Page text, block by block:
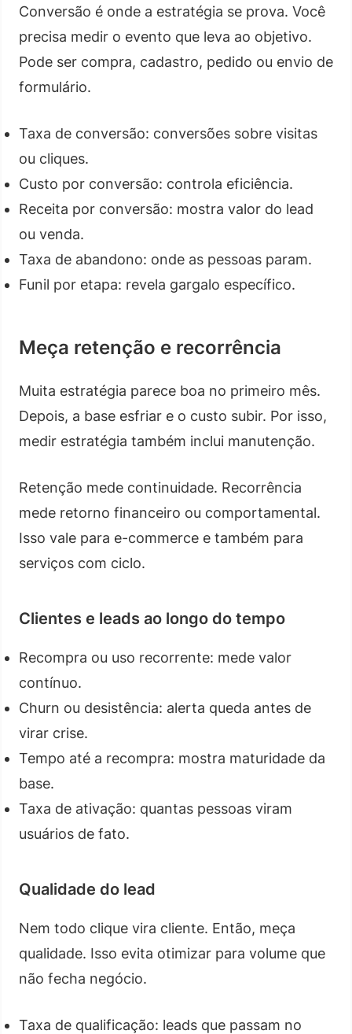
Conversão é onde a estratégia se prova. Você
precisa medir o evento que leva ao objetivo.
Pode ser compra, cadastro, pedido ou envio de
formulário.
Taxa de conversão: conversões sobre visitas
ou cliques.
Custo por conversão: controla eficiência.
Receita por conversão: mostra valor do lead
ou venda.
Taxa de abandono: onde as pessoas param.
Funil por etapa: revela gargalo específico.
Meça retenção e recorrência
Muita estratégia parece boa no primeiro mês.
Depois, a base esfriar e o custo subir. Por isso,
medir estratégia também inclui manutenção.
Retenção mede continuidade. Recorrência
mede retorno financeiro ou comportamental.
Isso vale para e-commerce e também para
serviços com ciclo.
Clientes e leads ao longo do tempo
Recompra ou uso recorrente: mede valor
contínuo.
Churn ou desistência: alerta queda antes de
virar crise.
Tempo até a recompra: mostra maturidade da
base.
Taxa de ativação: quantas pessoas viram
usuários de fato.
Qualidade do lead
Nem todo clique vira cliente. Então, meça
qualidade. Isso evita otimizar para volume que
não fecha negócio.
Taxa de qualificação: leads que passam no